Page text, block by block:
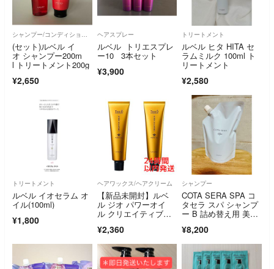
シャンプー/コンディショナーセット
(セット)ルベル イ
オ シャンプー200m
l トリートメント200g
¥2,650
ヘアスプレー
ルベル トリエスプレ
ー10 3本セット
¥3,900
トリートメント
ルベル ヒタ HITA セ
ラムミルク 100ml ト
リートメント
¥2,580
トリートメント
ルベル イオセラム オ
イル(100ml)
¥1,800
ヘアワックス/ヘアクリーム
【新品未開封】ルベ
ル ジオ パワーオイ
ル クリエイティブホ
¥2,360
シャンプー
COTA SERA SPA コ
タセラ スパ シャンプ
ー B 詰め替え用 美容
¥8,200